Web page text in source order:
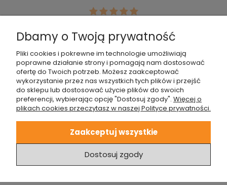
Wszystko jak najbardziej ok, dziękuję
za pomoc. Zamówienie zrealizowane
bardzo szybko, spełniło moje
oczekiwania. Polecam sklep :-) wrócę
tu niebawem.
ZOBACZ TEŻ...
Dbamy o Twoją prywatność
Pliki cookies i pokrewne im technologie umożliwiają
poprawne działanie strony i pomagają nam dostosować
ofertę do Twoich potrzeb. Możesz zaakceptować
wykorzystanie przez nas wszystkich tych plików i przejść
do sklepu lub dostosować użycie plików do swoich
preferencji, wybierając opcję "Dostosuj zgody". Więcej o
plikach cookies przeczytasz w naszej Polityce prywatności.
Dostosuj zgody
Zaakceptuj wszystkie